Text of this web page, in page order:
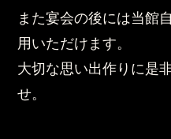
また宴会の後には当館
用いただけます。
大切な思い出作りに是
せ。